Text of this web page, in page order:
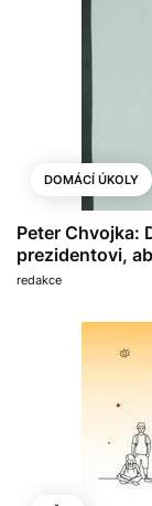
DOMÁCÍ ÚKOLY
Peter Chvojka:
prezidentovi,
redakce